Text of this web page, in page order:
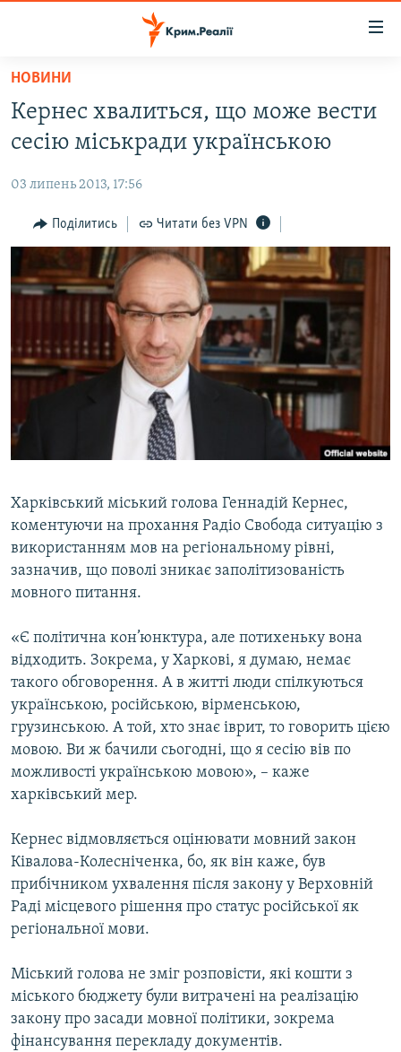
Перейти
основного
матеріалу
до
навігації
Перейти
до
пошуку
ВОДА.КРИМ
ПОЛІТИКА
БЛОГИ
ПОГЛЯД
ІНТЕРВ'Ю
ВСЕ ЗА ДЕНЬ
СПЕЦПРОЕКТИ
ДЕПОРТАЦІЯ
ВІДЕОУРОКИ «ELIFBE»
СВІДЧЕННЯ ОКУПАЦІЇ
ІНФОГРАФІКА
ЯК ОБІЙТИ БЛОКУВАННЯ
Русский
Qırımtatar
ДОЛУЧАЙСЯ!
Усі сайти RFE/RL
НОВИНИ
Кернес хвалиться, що може вести
сесію міськради українською
03 липень 2013, 17:56
Поділитись Читати без VPN
Харківський міський голова Геннадій Кернес,
коментуючи на прохання Радіо Свобода ситуацію з
використанням мов на регіональному рівні,
зазначив, що поволі зникає заполітизованість
мовного питання.
«Є політична кон’юнктура, але потихеньку вона
відходить. Зокрема, у Харкові, я думаю, немає
такого обговорення. А в житті люди спілкуються
українською, російською, вірменською,
грузинською. А той, хто знає іврит, то говорить цією
мовою. Ви ж бачили сьогодні, що я сесію вів по
можливості українською мовою», – каже
харківський мер.
Кернес відмовляється оцінювати мовний закон
Ківалова-Колесніченка, бо, як він каже, був
прибічником ухвалення після закону у Верховній
Раді місцевого рішення про статус російської як
регіональної мови.
Міський голова не зміг розповісти, які кошти з
міського бюджету були витрачені на реалізацію
закону про засади мовної політики, зокрема
фінансування перекладу документів.